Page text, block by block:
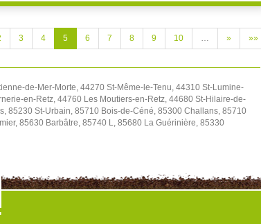
3 4 5 6 7 8 9 10 … » »»
de-Mer-Morte, 44270 St-Même-le-Tenu, 44310 St-Lumine-
en-Retz, 44760 Les Moutiers-en-Retz, 44680 St-Hilaire-de-
85230 St-Urbain, 85710 Bois-de-Céné, 85300 Challans, 85710
85630 Barbâtre, 85740 L, 85680 La Guérinière, 85330